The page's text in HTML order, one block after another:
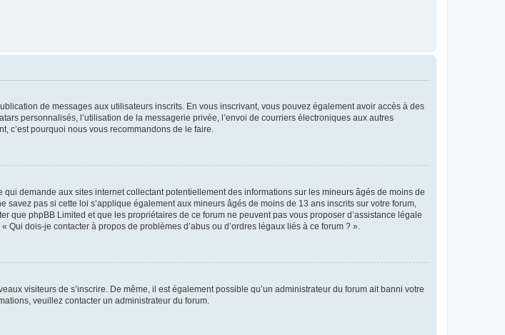
de messages aux utilisateurs inscrits. En vous inscrivant, vous pouvez également avoir accès à des
personnalisés, l’utilisation de la messagerie privée, l’envoi de courriers électroniques aux autres
c’est pourquoi nous vous recommandons de le faire.
demande aux sites internet collectant potentiellement des informations sur les mineurs âgés de moins de
pas si cette loi s’applique également aux mineurs âgés de moins de 13 ans inscrits sur votre forum,
phpBB Limited et que les propriétaires de ce forum ne peuvent pas vous proposer d’assistance légale
dois-je contacter à propos de problèmes d’abus ou d’ordres légaux liés à ce forum ? ».
visiteurs de s’inscrire. De même, il est également possible qu’un administrateur du forum ait banni votre
veuillez contacter un administrateur du forum.